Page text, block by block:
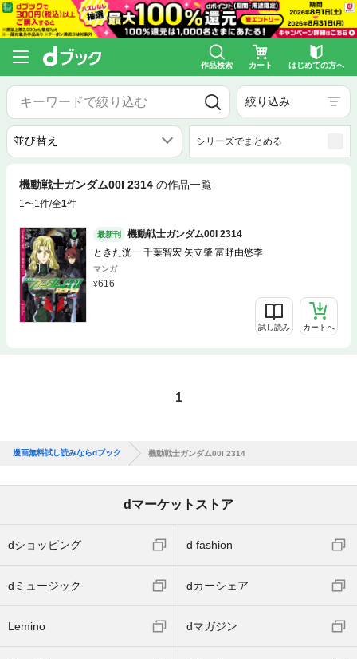
作品検索 カート はじめての方へ
絞り込み
シリーズでまとめる
機動戦士ガンダム00I 2314 の作品一覧
1〜1件/全1件
最新刊
機動戦士ガンダム00I 2314
ときた洸一 千葉智宏 矢立肇 富野由悠季
マンガ
616
試し読み カートへ
1
漫画無料試し読みならdブック 機動戦士ガンダム00I 2314
dマーケットストア
dショッピング d fashion
dミュージック dカーシェア
Lemino dマガジン